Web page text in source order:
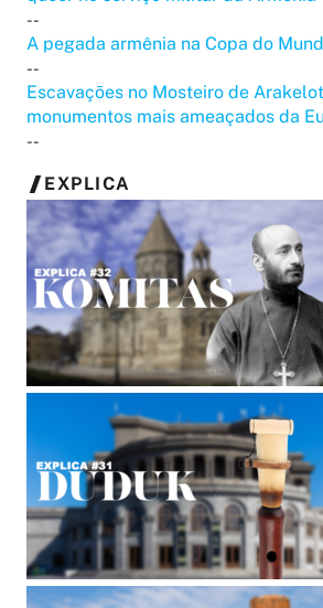
--
A pegada armênia na Copa do
--
Escavações no Mosteiro de
monumentos mais ameaçados da
--
EXPLICA